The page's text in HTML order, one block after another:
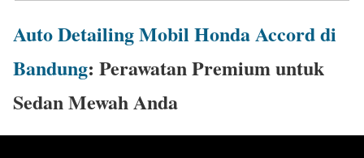
Auto Detailing Mobil Honda Accord di
Bandung: Perawatan Premium untuk
Sedan Mewah Anda